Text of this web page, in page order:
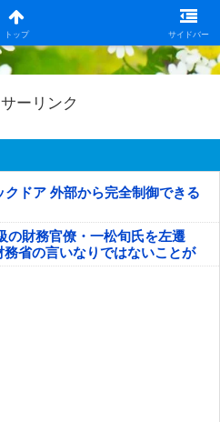
トップ サイドバー
ーリンク
ドア 外部から完全制御できる
の財務官僚・一松旬氏を左遷
務省の言いなりではないことが